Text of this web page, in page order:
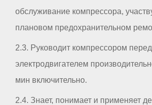
обслуживание компрессора,
плановом предохранительном
2.3. Руководит компрессором
электродвигателем
мин включительно.
2.4. Знает, понимает и применяет